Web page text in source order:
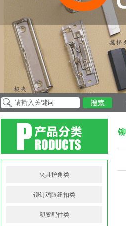
夹具护角类
铆钉鸡眼纽扣类
塑胶配件类